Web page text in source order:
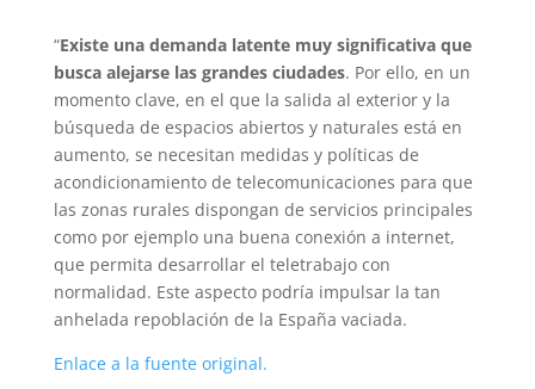
“Existe una demanda latente muy significativa que
busca alejarse las grandes ciudades. Por ello, en un
momento clave, en el que la salida al exterior y la
búsqueda de espacios abiertos y naturales está en
aumento, se necesitan medidas y políticas de
acondicionamiento de telecomunicaciones para que
las zonas rurales dispongan de servicios principales
como por ejemplo una buena conexión a internet,
que permita desarrollar el teletrabajo con
normalidad. Este aspecto podría impulsar la tan
anhelada repoblación de la España vaciada.
Enlace a la fuente original.